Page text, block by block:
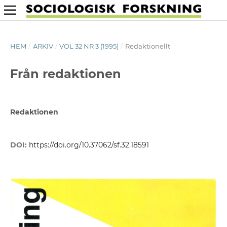
HEM / ARKIV / VOL 32 NR 3 (1995) / Redaktionellt
Från redaktionen
Redaktionen
DOI: https://doi.org/10.37062/sf.32.18591